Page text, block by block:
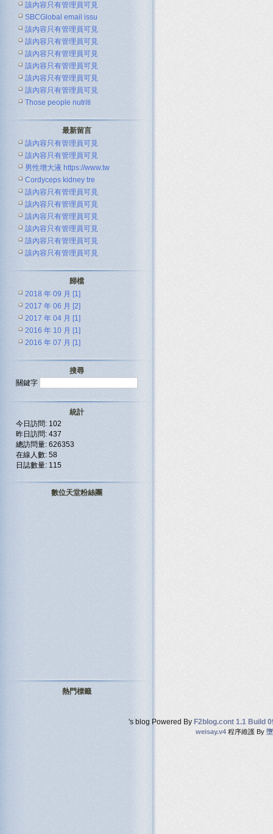
該內容只有管理員可見
SBCGlobal email issu
該內容只有管理員可見
該內容只有管理員可見
該內容只有管理員可見
該內容只有管理員可見
該內容只有管理員可見
該內容只有管理員可見
Those people nutriti
最新留言
該內容只有管理員可見
該內容只有管理員可見
男性增大液 https://www.tw
Cordyceps kidney tre
該內容只有管理員可見
該內容只有管理員可見
該內容只有管理員可見
該內容只有管理員可見
該內容只有管理員可見
該內容只有管理員可見
歸檔
2018 年 09 月 [1]
2017 年 06 月 [2]
2017 年 04 月 [1]
2016 年 10 月 [1]
2016 年 07 月 [1]
搜尋
關鍵字
統計
今日訪問: 102
昨日訪問: 437
總訪問量: 626353
在線人數: 58
日誌數量: 115
數位天堂粉絲團
熱門標籤
's blog Powered By F2blog.cont 1.1 Build
weisay.v4程序維護 By